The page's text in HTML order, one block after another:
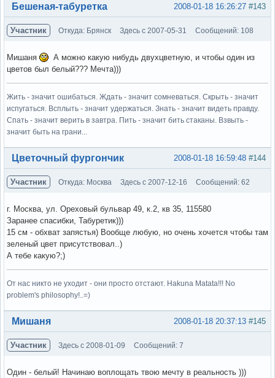
Вне форума #143
2008-01-18 16:26:27
Бешеная-табуретка
Участник Откуда: Брянск Здесь с 2007-05-31 Сообщений: 108
Мишаня
А можно какую нибудь двухцветную, и чтобы один из
цветов был белый??? Мечта)))
Жить - значит ошибаться. Ждать - значит сомневаться. Скрыть - значит
испугаться. Всплыть - значит удержаться. Знать - значит видеть правду.
Спать - значит верить в завтра. Пить - значит бить стаканы. Взвыть -
значит быть на грани...
Вне форума #144
2008-01-18 16:59:48
Цветочный фургончик
Участник Откуда: Москва Здесь с 2007-12-16 Сообщений: 62
г. Москва, ул. Ореховый бульвар 49, к.2, кв 35, 115580
Заранее спасибки, Табуретик)))
15 см - обхват запястья) Вообще любую, но очень хочется чтобы там
зеленый цвет присутствовал..)
А тебе какую?;)
От нас никто не уходит - они просто отстают. Hakuna Matata!!! No
problem's philosophy!..=)
Вне форума #145
2008-01-18 20:37:13
Мишаня
Участник Здесь с 2008-01-09 Сообщений: 7
Один - белый! Начинаю воплощать твою мечту в реальность )))